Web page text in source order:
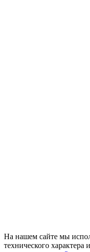
На нашем сайте мы
технического